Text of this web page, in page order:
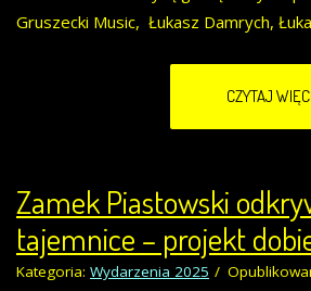
Gruszecki Music, Łukasz Damrych,
CZYTAJ
Zamek Piastowski
tajemnice – projekt
Kategoria: Wydarzenia 2025